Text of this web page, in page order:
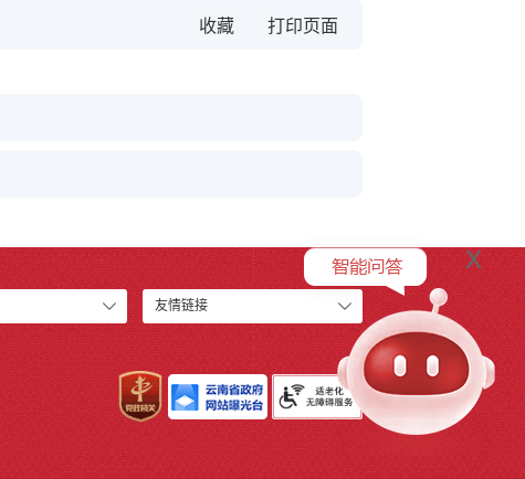
收藏
友情链接
x